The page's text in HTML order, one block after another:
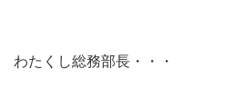
わたくし総務部長・・・